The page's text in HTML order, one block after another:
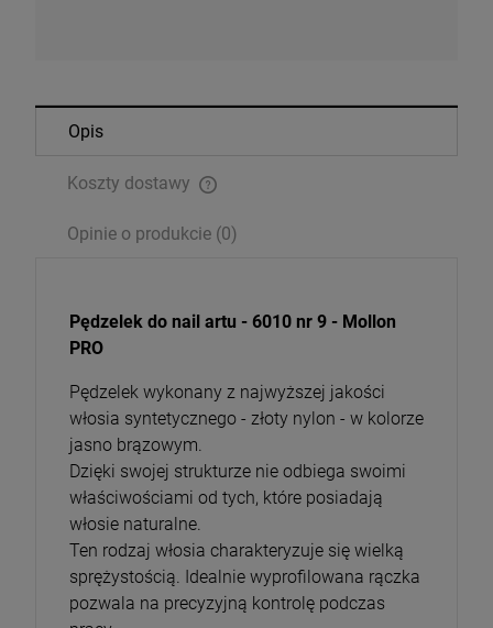
Opis
Koszty dostawy
Opinie o produkcie (0)
Pędzelek do nail artu - 6010 nr 9 - Mollon
PRO
Pędzelek wykonany z najwyższej jakości
włosia syntetycznego - złoty nylon - w kolorze
jasno brązowym.
Dzięki swojej strukturze nie odbiega swoimi
właściwościami od tych, które posiadają
włosie naturalne.
Ten rodzaj włosia charakteryzuje się wielką
sprężystością. Idealnie wyprofilowana rączka
pozwala na precyzyjną kontrolę podczas